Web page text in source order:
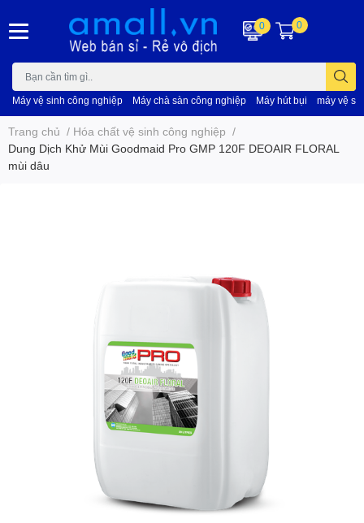
Máy vệ sinh công nghiệp Máy chà sàn công nghiệp Máy hút bụi máy vệ
0 0
Trang chủ / Hóa chất vệ sinh công nghiệp /
Dung Dịch Khử Mùi Goodmaid Pro GMP 120F DEOAIR FLORAL
mùi dâu